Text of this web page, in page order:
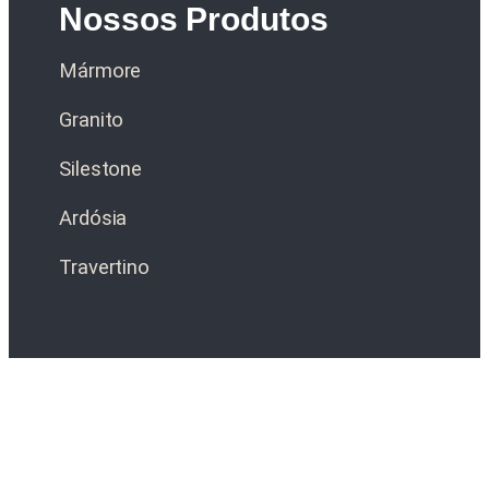
Nossos Produtos
Mármore
Granito
Silestone
Ardósia
Travertino